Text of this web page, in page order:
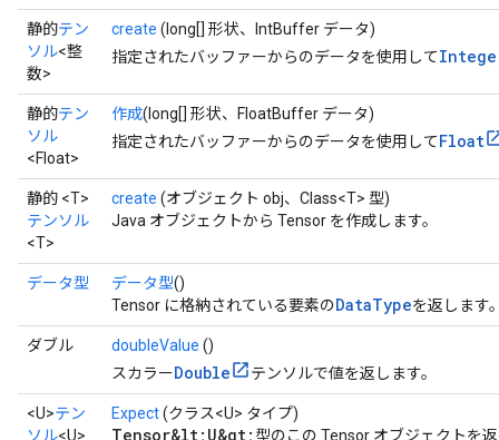
静的テン
ソル<整
数>
create (long[] 形状、IntBuffer データ)
指定されたバッファーからのデータを使用して
静的テン
ソル
<Float>
作成(long[] 形状、FloatBuffer データ)
指定されたバッファーからのデータを使用してFloat
静的 <T>
テンソル
<T>
create (オブジェクト obj、Class<T> 型)
Java オブジェクトから Tensor を作成します。
データ型 データ型()
Tensor に格納されている要素のDataTypeを返します
ダブル doubleValue ()
スカラーDouble テンソルで値を返します。
<U>テン
ソル<U>
Expect(クラス<U> タイプ)
Tensor&lt;U&gt; 型のこの Tensor オブジェクトを